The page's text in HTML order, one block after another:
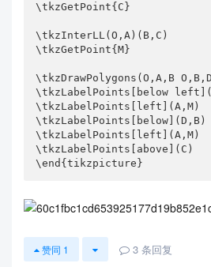
\tkzGetPoint{C}
\tkzInterLL(O,A)(B,C)
\tkzGetPoint{M}
\tkzDrawPolygons(O,A,B
\tkzLabelPoints[below
\tkzLabelPoints[left](A,M)
\tkzLabelPoints[below](D,B)
\tkzLabelPoints[left](A,M)
\tkzLabelPoints[above](C)
\end{tikzpicture}
赞同 1 3 条回复